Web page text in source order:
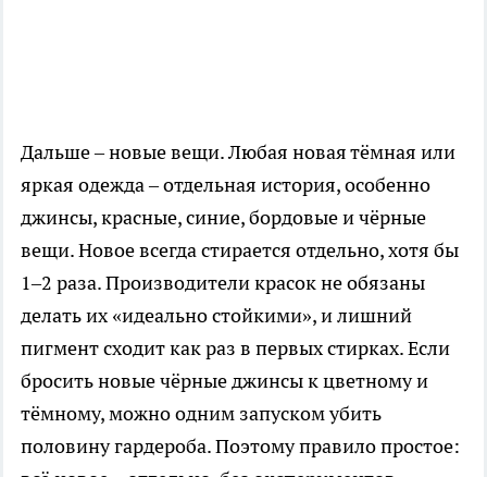
Дальше – новые вещи. Любая новая тёмная или
яркая одежда – отдельная история, особенно
джинсы, красные, синие, бордовые и чёрные
вещи. Новое всегда стирается отдельно, хотя бы
1–2 раза. Производители красок не обязаны
делать их «идеально стойкими», и лишний
пигмент сходит как раз в первых стирках. Если
бросить новые чёрные джинсы к цветному и
тёмному, можно одним запуском убить
половину гардероба. Поэтому правило простое: